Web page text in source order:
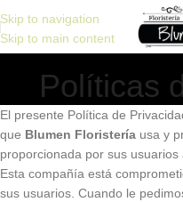
Skip to navigation
Skip to main content
15 % DE DESCUENTO en tu
Políticas
El presente Política de
que Blumen Floristería usa y
proporcionada por sus
Esta compañía está
sus usuarios. Cuando le